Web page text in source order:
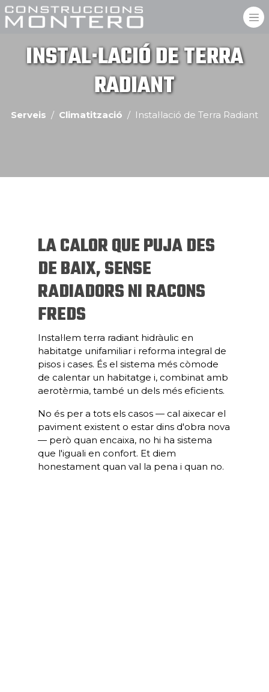
INSTAL·LACIÓ DE TERRA
RADIANT
Serveis Climatització Instal·lació de Terra Radiant
LA CALOR QUE PUJA DES
DE BAIX, SENSE
RADIADORS NI RACONS
FREDS
Instal·lem terra radiant hidràulic en
habitatge unifamiliar i reforma integral de
pisos i cases. És el sistema més còmode
de calentar un habitatge i, combinat amb
aerotèrmia, també un dels més eficients.
No és per a tots els casos — cal aixecar el
paviment existent o estar dins d'obra nova
— però quan encaixa, no hi ha sistema
que l'iguali en confort. Et diem
honestament quan val la pena i quan no.